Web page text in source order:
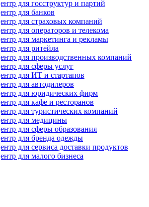
для госструктур и партий
для банков
для страховых компаний
для операторов и телекома
для маркетинга и рекламы
для ритейла
для производственных компаний
для сферы услуг
для ИТ и стартапов
для автодилеров
для юридических фирм
для кафе и ресторанов
для туристических компаний
для медицины
для сферы образования
для бренда одежды
для сервиса доставки продуктов
для малого бизнеса